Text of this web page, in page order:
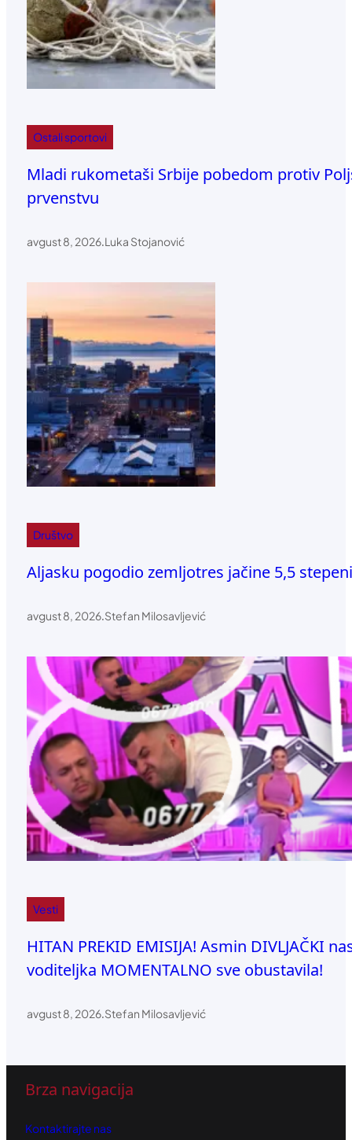
Ostali sportovi
Mladi rukometaši Srbije pobedom protiv
prvenstvu
avgust 8, 2026.Luka Stojanović
Društvo
Aljasku pogodio zemljotres jačine 5,5 stepeni
avgust 8, 2026.Stefan Milosavljević
Vesti
HITAN PREKID EMISIJA! Asmin DIVLJAČKI
voditeljka MOMENTALNO sve obustavila!
avgust 8, 2026.Stefan Milosavljević
Brza navigacija
Kontaktirajte nas